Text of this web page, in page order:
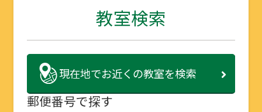
教室検索
現在地でお近くの教室を検索
郵便番号で探す